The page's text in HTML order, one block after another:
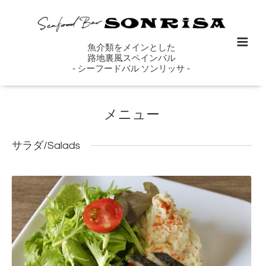
魚介類をメインとした
路地裏風スペインバル
- シーフードバル ソンリッサ -
メニュー
サラダ/Salads